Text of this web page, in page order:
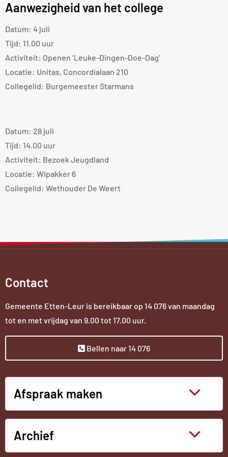
Aanwezigheid van het college
Datum: 4 juli
Tijd: 11.00 uur
Activiteit: Openen ‘Leuke-Dingen-Doe-Dag’
Locatie: Unitas, Concordialaan 210
Collegelid: Burgemeester Starmans
Datum: 28 juli
Tijd: 14.00 uur
Activiteit: Bezoek Jeugdland
Locatie: Wipakker 6
Collegelid: Wethouder De Weert
Contact
Gemeente Etten-Leur is bereikbaar op 14 076van maandag
tot en met vrijdag van 9.00 tot 17.00 uur.
Bellen naar 14 076
Afspraak maken
Archief